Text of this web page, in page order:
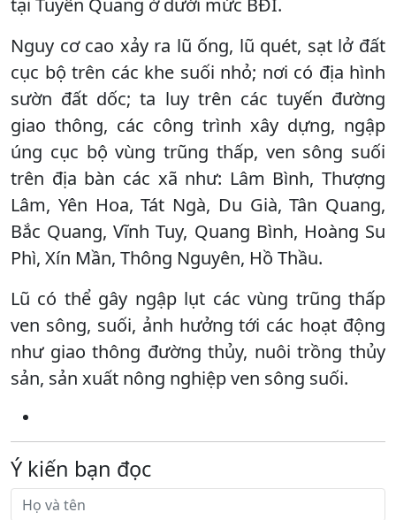
tại Tuyên Quang ở dưới mức BĐI.
Nguy cơ cao xảy ra lũ ống, lũ quét, sạt lở đất
cục bộ trên các khe suối nhỏ; nơi có địa hình
sườn đất dốc; ta luy trên các tuyến đường
giao thông, các công trình xây dựng, ngập
úng cục bộ vùng trũng thấp, ven sông suối
trên địa bàn các xã như: Lâm Bình, Thượng
Lâm, Yên Hoa, Tát Ngà, Du Già, Tân Quang,
Bắc Quang, Vĩnh Tuy, Quang Bình, Hoàng Su
Phì, Xín Mần, Thông Nguyên, Hồ Thầu.
Lũ có thể gây ngập lụt các vùng trũng thấp
ven sông, suối, ảnh hưởng tới các hoạt động
như giao thông đường thủy, nuôi trồng thủy
sản, sản xuất nông nghiệp ven sông suối.
Ý kiến bạn đọc